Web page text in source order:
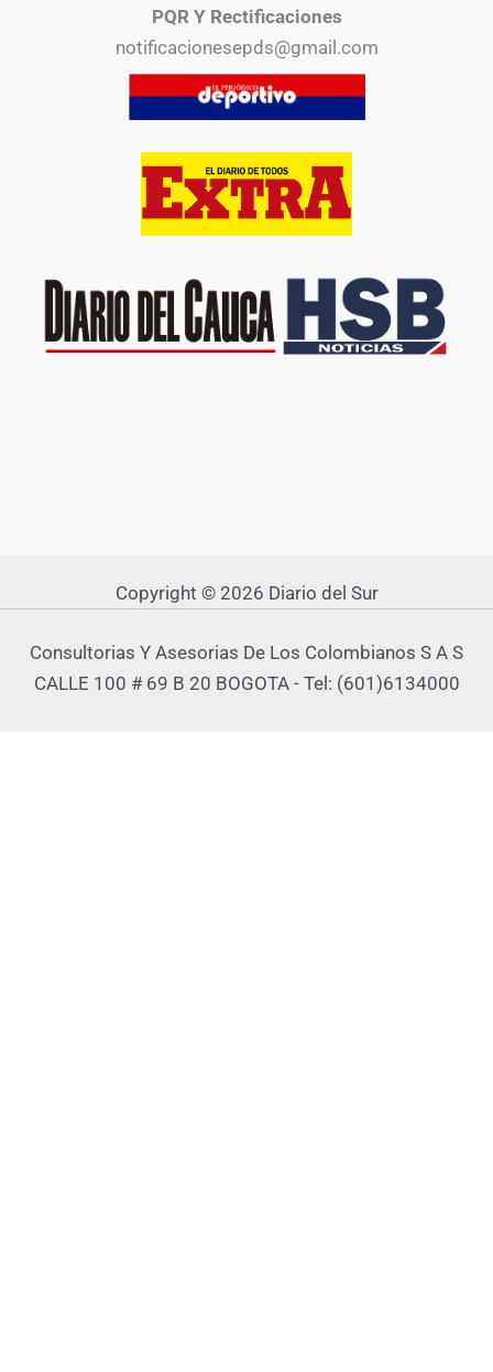
PQR Y Rectificaciones
notificacionesepds@gmail.com
Copyright © 2026 Diario del Sur
Consultorias Y Asesorias De Los Colombianos S A S
CALLE 100 # 69 B 20 BOGOTA - Tel: (601)6134000